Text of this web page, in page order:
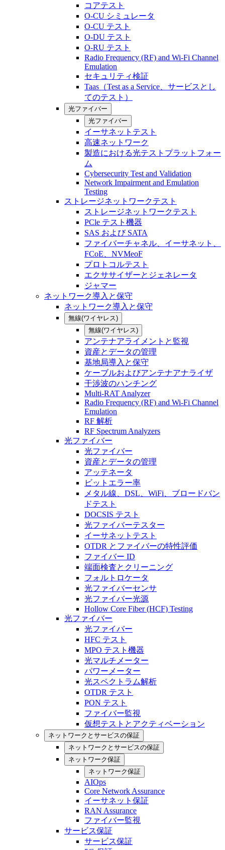
コアテスト
O-CU シミュレータ
O-CU テスト
O-DU テスト
O-RU テスト
Radio Frequency (RF) and Wi-Fi Channel
Emulation
セキュリティ検証
Taas（Test as a Service、サービスとし
てのテスト）
光ファイバー
光ファイバー
イーサネットテスト
高速ネットワーク
製造における光テストプラットフォー
ム
Cybersecurity Test and Validation
Network Impairment and Emulation
Testing
ストレージネットワークテスト
ストレージネットワークテスト
PCle テスト機器
SAS および SATA
ファイバーチャネル、イーサネット、
FCoE、NVMeoF
プロトコルテスト
エクササイザーとジェネレータ
ジャマー
ネットワーク導入と保守
ネットワーク導入と保守
無線(ワイヤレス)
無線(ワイヤレス)
アンテナアライメントと監視
資産とデータの管理
基地局導入と保守
ケーブルおよびアンテナアナライザ
干渉波のハンチング
Multi-RAT Analyzer
Radio Frequency (RF) and Wi-Fi Channel
Emulation
RF 解析
RF Spectrum Analyzers
光ファイバー
光ファイバー
資産とデータの管理
アッテネータ
ビットエラー率
メタル線、DSL、WiFi、ブロードバン
ドテスト
DOCSIS テスト
光ファイバーテスター
イーサネットテスト
OTDR とファイバーの特性評価
ファイバー ID
端面検査とクリーニング
フォルトロケータ
光ファイバーセンサ
光ファイバー光源
Hollow Core Fiber (HCF) Testing
光ファイバー
光ファイバー
HFC テスト
MPO テスト機器
光マルチメーター
パワーメーター
光スペクトラム解析
OTDR テスト
PON テスト
ファイバー監視
仮想テストとアクティベーション
ネットワークとサービスの保証
ネットワークとサービスの保証
ネットワーク保証
ネットワーク保証
AIOps
Core Network Assurance
イーサネット保証
RAN Assurance
ファイバー監視
サービス保証
サービス保証